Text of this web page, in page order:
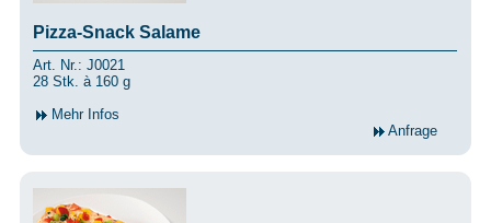
Pizza-Snack Salame
Art. Nr.: J0021
28 Stk. à 160 g
Mehr Infos
Anfrage